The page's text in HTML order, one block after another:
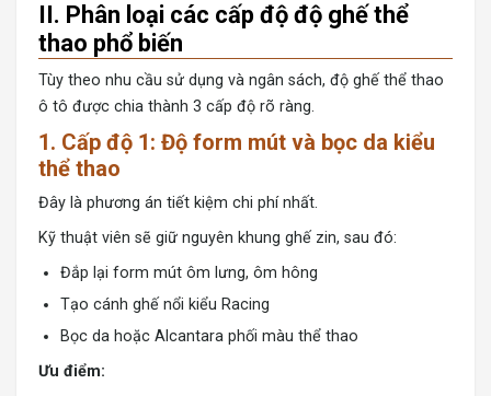
II. Phân loại các cấp độ độ ghế thể
thao phổ biến
Tùy theo nhu cầu sử dụng và ngân sách, độ ghế thể thao
ô tô được chia thành 3 cấp độ rõ ràng.
1. Cấp độ 1: Độ form mút và bọc da kiểu
thể thao
Đây là phương án tiết kiệm chi phí nhất.
Kỹ thuật viên sẽ giữ nguyên khung ghế zin, sau đó:
Đắp lại form mút ôm lưng, ôm hông
Tạo cánh ghế nổi kiểu Racing
Bọc da hoặc Alcantara phối màu thể thao
Ưu điểm: